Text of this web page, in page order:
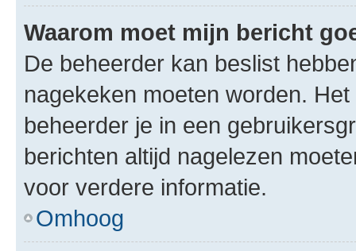
Waarom moet mijn bericht
De beheerder kan beslist
nagekeken moeten worden.
beheerder je in een
berichten altijd nagelezen
voor verdere informatie.
Omhoog